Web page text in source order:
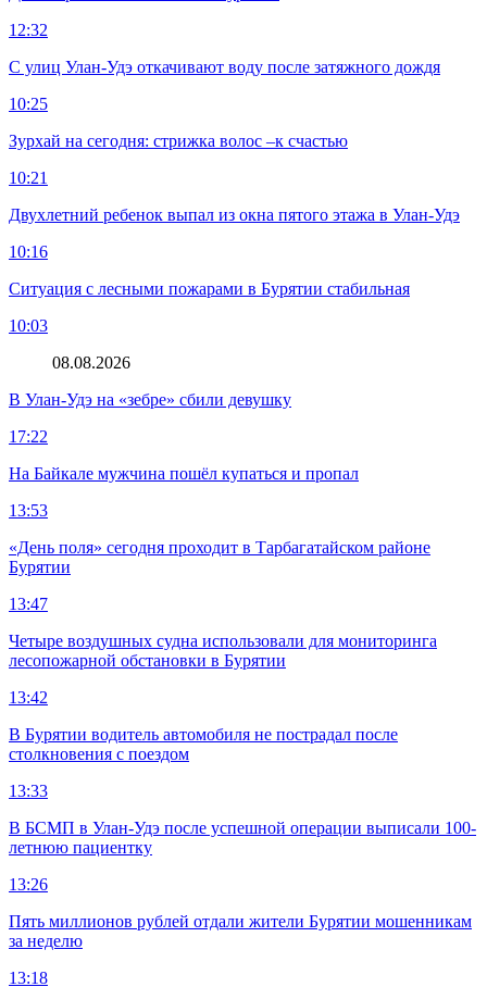
12:32
С улиц Улан-Удэ откачивают воду после затяжного дождя
10:25
Зурхай на сегодня: стрижка волос –к счастью
10:21
Двухлетний ребенок выпал из окна пятого этажа в Улан-Удэ
10:16
Ситуация с лесными пожарами в Бурятии стабильная
10:03
08.08.2026
В Улан-Удэ на «зебре» сбили девушку
17:22
На Байкале мужчина пошёл купаться и пропал
13:53
«День поля» сегодня проходит в Тарбагатайском районе
Бурятии
13:47
Четыре воздушных судна использовали для мониторинга
лесопожарной обстановки в Бурятии
13:42
В Бурятии водитель автомобиля не пострадал после
столкновения с поездом
13:33
В БСМП в Улан-Удэ после успешной операции выписали 100-
летнюю пациентку
13:26
Пять миллионов рублей отдали жители Бурятии мошенникам
за неделю
13:18